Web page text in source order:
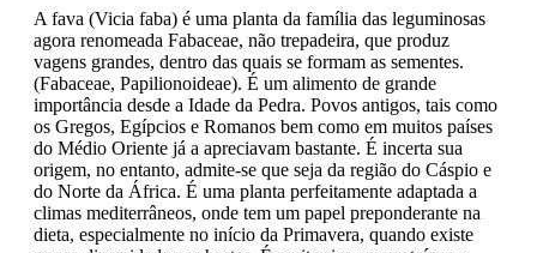
A fava (Vicia faba) é uma planta da família das leguminosas
agora renomeada Fabaceae, não trepadeira, que produz
vagens grandes, dentro das quais se formam as sementes.
(Fabaceae, Papilionoideae). É um alimento de grande
importância desde a Idade da Pedra. Povos antigos, tais como
os Gregos, Egípcios e Romanos bem como em muitos países
do Médio Oriente já a apreciavam bastante. É incerta sua
origem, no entanto, admite-se que seja da região do Cáspio e
do Norte da África. É uma planta perfeitamente adaptada a
climas mediterrâneos, onde tem um papel preponderante na
dieta, especialmente no início da Primavera, quando existe